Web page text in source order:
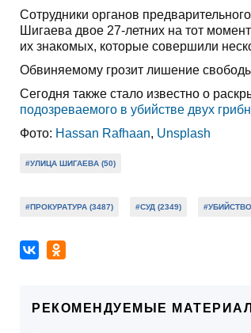
Сотрудники органов
Шигаева двое 27-летних на тот
их знакомых, которые совершили
Обвиняемому грозит лишение
Сегодня также стало известно о
подозреваемого в убийстве двух
Фото: Hassan Rafhaan, Unsplash
#УЛИЦА ШИГАЕВА (50)
#ПРОКУРАТУРА (3487) #СУД (2349) #УБИЙСТВО
РЕКОМЕНДУЕМЫЕ